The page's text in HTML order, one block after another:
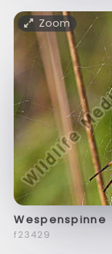
Zoom
Wespenspinne
f23429